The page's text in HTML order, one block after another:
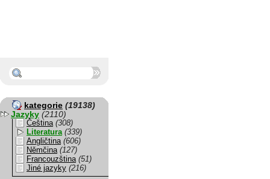
kategorie (19138)
Jazyky (2110)
Čeština (308)
Literatura (339)
Angličtina (606)
Němčina (127)
Francouzština (51)
Jiné jazyky (216)